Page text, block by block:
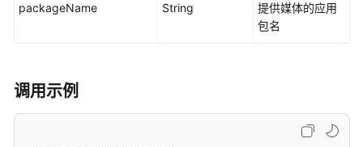
阵
SDK
packageName String
提供媒体的应用
包名
调用示例